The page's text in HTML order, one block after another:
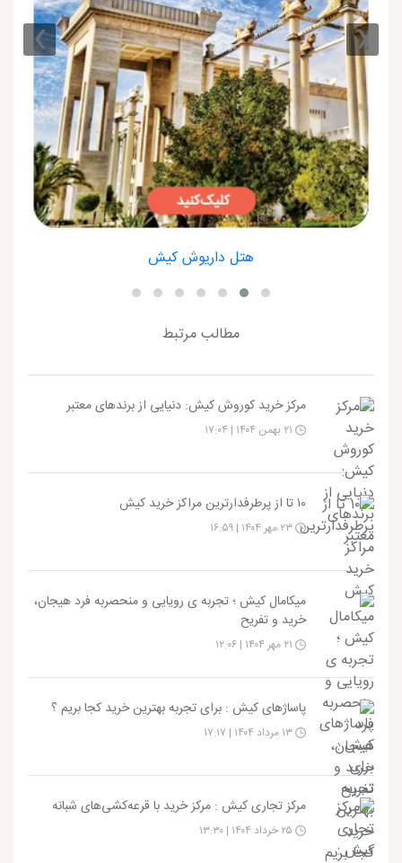
هتل داریوش کیش
‹
›
مطالب مرتبط
مرکز خرید کوروش کیش: دنیایی از برندهای معتبر
۱۰ تا از پرطرفدارترین مراکز خرید کیش
میکامال کیش ؛ تجربه ی رویایی و منحصربه فرد هیجان،
خرید و تفریح
پاساژهای کیش : برای تجربه بهترین خرید کجا بریم ؟
مرکز تجاری کیش : مرکز خرید با قرعه‌کشی‌های شبانه